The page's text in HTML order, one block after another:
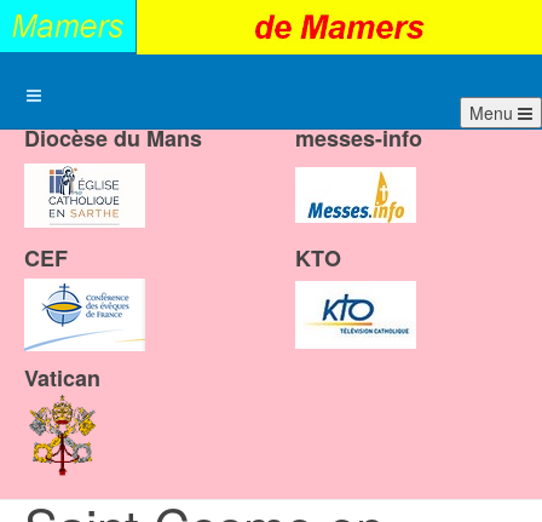
Menu
Diocèse du Mans messes-info
CEF KTO
Vatican